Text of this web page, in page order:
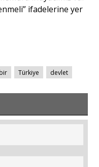
ifadelerine yer
bir Türkiye devlet